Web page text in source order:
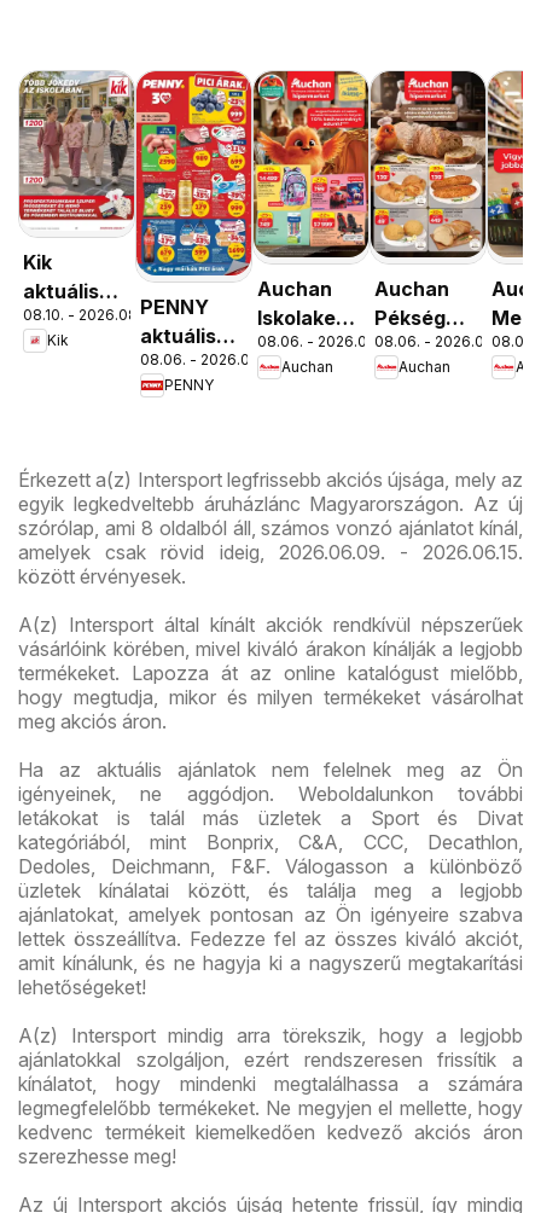
Kik
aktuális
akciós
újság
08.10. - 2026.08.16.
Kik
PENNY
aktuális
akciós
újság
08.06. - 2026.08.12.
PENNY
Auchan
Iskolakezdés
ajánlatok
08.06. - 2026.08.19.
Auchan
Auchan
Pékség
ajánlataink
08.06. - 2026.08.12.
Auchan
08.06.
Érkezett a(z) Intersport legfrissebb akciós újsága, mely az
egyik legkedveltebb áruházlánc Magyarországon. Az új
szórólap, ami 8 oldalból áll, számos vonzó ajánlatot kínál,
amelyek csak rövid ideig, 2026.06.09. - 2026.06.15.
között érvényesek.
A(z) Intersport által kínált akciók rendkívül népszerűek
vásárlóink körében, mivel kiváló árakon kínálják a legjobb
termékeket. Lapozza át az online katalógust mielőbb,
hogy megtudja, mikor és milyen termékeket vásárolhat
meg akciós áron.
Ha az aktuális ajánlatok nem felelnek meg az Ön
igényeinek, ne aggódjon. Weboldalunkon további
letákokat is talál más üzletek a Sport és Divat
kategóriából, mint Bonprix, C&A, CCC, Decathlon,
Dedoles, Deichmann, F&F. Válogasson a különböző
üzletek kínálatai között, és találja meg a legjobb
ajánlatokat, amelyek pontosan az Ön igényeire szabva
lettek összeállítva. Fedezze fel az összes kiváló akciót,
amit kínálunk, és ne hagyja ki a nagyszerű megtakarítási
lehetőségeket!
A(z) Intersport mindig arra törekszik, hogy a legjobb
ajánlatokkal szolgáljon, ezért rendszeresen frissítik a
kínálatot, hogy mindenki megtalálhassa a számára
legmegfelelőbb termékeket. Ne megyjen el mellette, hogy
kedvenc termékeit kiemelkedően kedvező akciós áron
szerezhesse meg!
Az új Intersport akciós újság hetente frissül, így mindig